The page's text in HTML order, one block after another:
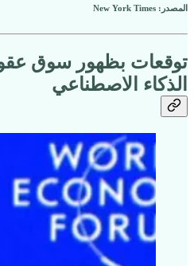
المصدر: New York Times
توقعات بظهور سوق
الذكاء الاصطناعي